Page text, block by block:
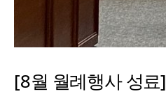
[8월 월례행사 성료]